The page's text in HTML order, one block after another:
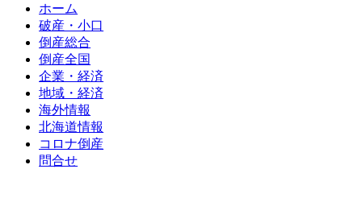
ホーム
破産・小口
倒産総合
倒産全国
企業・経済
地域・経済
海外情報
北海道情報
コロナ倒産
問合せ